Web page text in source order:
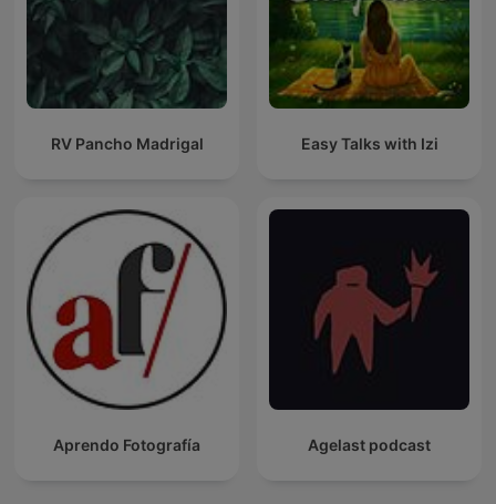
RV Pancho Madrigal Easy Talks with Izi
Aprendo Fotografía Agelast podcast